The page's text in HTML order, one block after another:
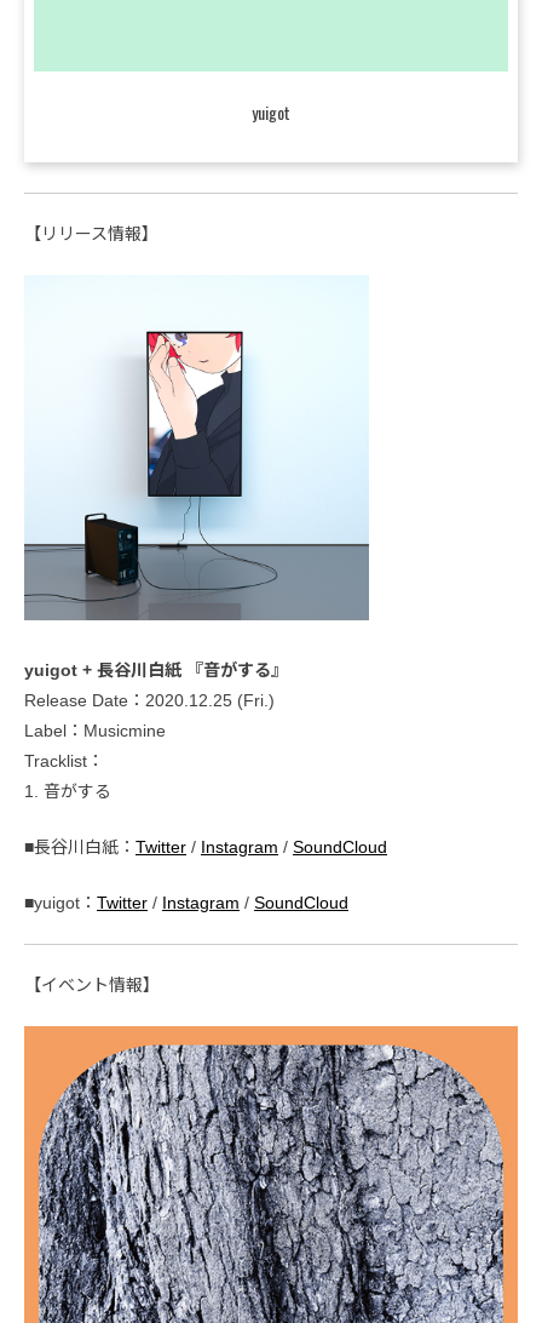
yuigot
【リリース情報】
yuigot + 長谷川白紙 『音がする』
Release Date：2020.12.25 (Fri.)
Label：Musicmine
Tracklist：
1. 音がする
■長谷川白紙： Twitter / Instagram / SoundCloud
■yuigot： Twitter / Instagram / SoundCloud
【イベント情報】